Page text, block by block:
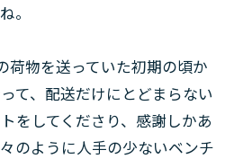
。
荷物を送っていた初期の頃か
て、配送だけにとどまらない
をしてくださり、感謝しかあ
のように人手の少ないベンチ